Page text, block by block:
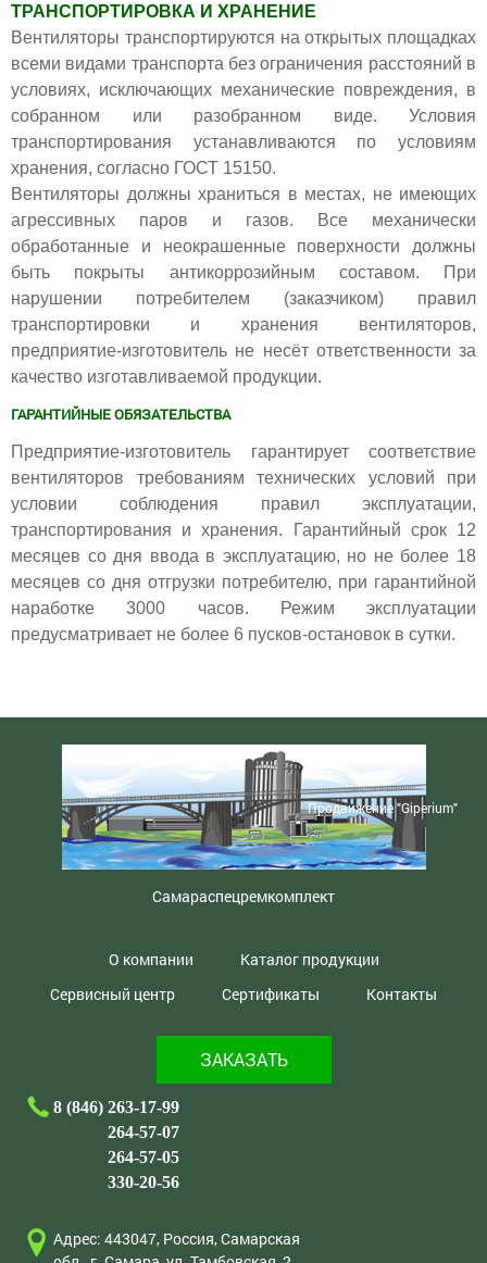
ТРАНСПОРТИРОВКА И ХРАНЕНИЕ
Вентиляторы транспортируются на открытых площадках
всеми видами транспорта без ограничения расстояний в
условиях, исключающих механические повреждения, в
собранном или разобранном виде. Условия
транспортирования устанавливаются по условиям
хранения, согласно ГОСТ 15150.
Вентиляторы должны храниться в местах, не имеющих
агрессивных паров и газов. Все механически
обработанные и неокрашенные поверхности должны
быть покрыты антикоррозийным составом. При
нарушении потребителем (заказчиком) правил
транспортировки и хранения вентиляторов,
предприятие-изготовитель не несёт ответственности за
качество изготавливаемой продукции.
ГАРАНТИЙНЫЕ ОБЯЗАТЕЛЬСТВА
Предприятие-изготовитель гарантирует соответствие
вентиляторов требованиям технических условий при
условии соблюдения правил эксплуатации,
транспортирования и хранения.
Гарантийный срок 12
месяцев со дня ввода в эксплуатацию, но не более 18
месяцев со дня отгрузки потребителю, при гарантийной
наработке 3000 часов. Режим эксплуатации
предусматривает не более 6 пусков-остановок в сутки.
Самараспецремкомплект
О компании
Каталог продукции
Сервисный центр
Сертификаты Контакты
ЗАКАЗАТЬ
Продвижение "Giperium"
8 (846) 263-17-99
264-57-07
264-57-05
330-20-56
Адрес: 443047, Россия, Самарская